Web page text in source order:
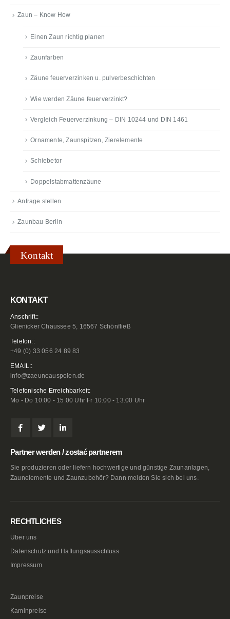
Zaun – Know How
Einen Zaun richtig planen
Zaunfarben
Zäune feuerverzinken u. pulverbeschichten
Wie werden Zäune feuerverzinkt?
Vergleich Feuerverzinkung – DIN 10244 und DIN 1461
Ornamente, Zaunspitzen, Zierelemente
Schiebetor
Doppelstabmattenzäune
Anfrage stellen
Zaunbau Berlin
Kontakt
KONTAKT
Anschrift::
Glienicker Chaussee 5, 16567 Schönfließ
Telefon::
+49 (0) 33 056 24 89 83
EMAIL::
info@zaeuneauspolen.de
Telefonische Erreichbarkeit:
Mo - Do 10:00 - 15:00 Uhr Fr 10:00 - 13.00 Uhr
Partner werden / zostać partnerem
Sie produzieren oder liefern hochwertige und günstige Zaunanlagen,
Zaunelemente und Zaunzubehör? Dann melden Sie sich bei uns.
RECHTLICHES
Über uns
Datenschutz und Haftungsausschluss
Impressum
Zaunpreise
Kaminpreise